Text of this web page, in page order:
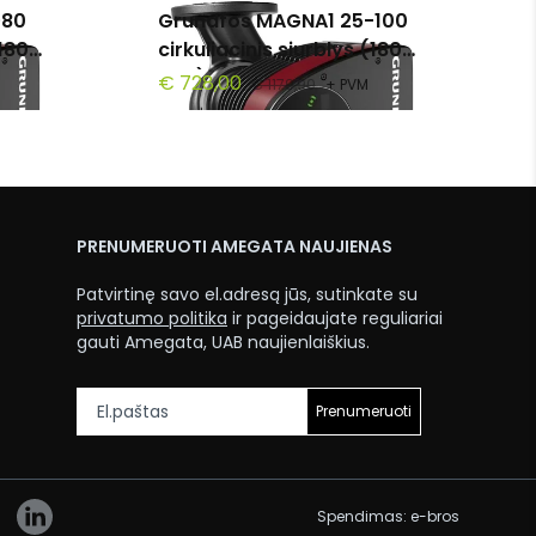
Grundfos MAGNA1 25-100
cirkuliacinis siurblys (180
mm)
€ 728,00 € 1179,90 + PVM
PRENUMERUOTI AMEGATA NAUJIENAS
Patvirtinę savo el.adresą jūs, sutinkate su
privatumo politika ir pageidaujate reguliariai
gauti Amegata, UAB naujienlaiškius.
Prenumeruoti
Spendimas: e-bros